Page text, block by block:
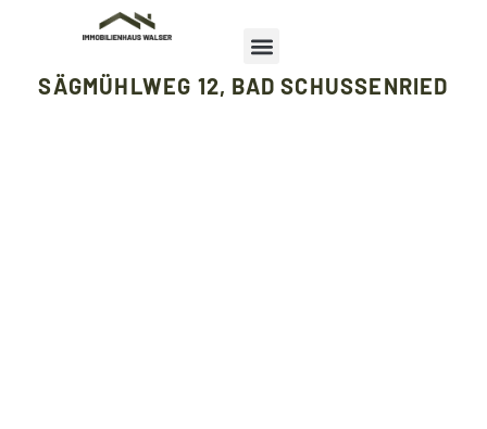
SÄGMÜHLWEG 12, BAD SCHUSSENRIED